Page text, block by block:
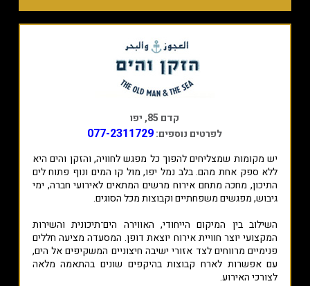
קדם 85, יפו
לפרטים נוספים:077-2311729
יש מקומות שמצליחים להפוך כל מפגש לחוויה, והזקן והים היא
ללא ספק אחת מהם. בלב נמל יפו, מול קו המים ונוף פתוח לים
התיכון, מחכה מתחם אירוח מרשים המתאים לאירועי חברה, ימי
גיבוש, מפגשים משפחתיים וקבוצות מכל הסוגים.
השילוב בין המיקום הייחודי, האווירה הים־תיכונית והשירות
המקצועי יוצר חוויית אירוח יוצאת דופן. המסעדה מציעה חללים
פנימיים מרווחים לצד אזורי ישיבה חיצוניים המשקיפים אל הים,
עם אפשרות לארח קבוצות בהיקפים שונים בהתאמה מלאה
לצורכי האירוע.